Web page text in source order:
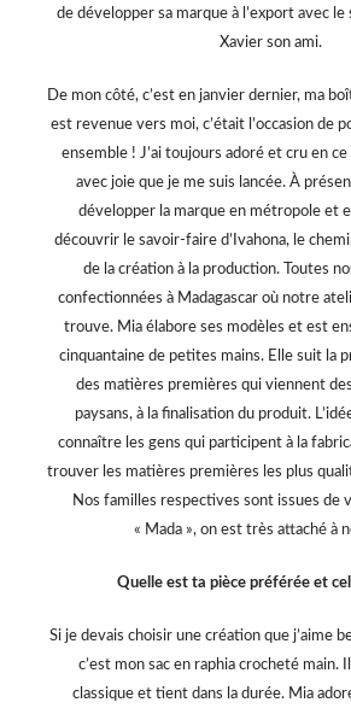
de développer sa marque à l’export avec le
Xavier son ami.
De mon côté, c’est en janvier dernier, ma
est revenue vers moi, c’était l’occasion de
ensemble ! J’ai toujours adoré et cru en ce
avec joie que je me suis lancée. À
développer la marque en métropole et
découvrir le savoir-faire d’Ivahona, le
de la création à la production. Toutes
confectionnées à Madagascar où notre
trouve. Mia élabore ses modèles et est
cinquantaine de petites mains. Elle suit la
des matières premières qui viennent
paysans, à la finalisation du produit.
connaître les gens qui participent à la
trouver les matières premières les plus
Nos familles respectives sont issues de
« Mada », on est très attaché à
Quelle est ta pièce préférée et
Si je devais choisir une création que j’aime
c’est mon sac en raphia crocheté main.
classique et tient dans la durée. Mia